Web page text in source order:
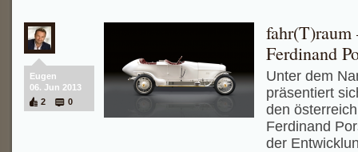
Eugen
06. Jun 2013
2
0
fahr(T)raum
Ferdinand
Unter dem
präsentiert
den
Ferdinand
der